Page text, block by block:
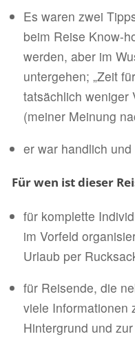
Es waren zwei
beim Reise Know-
werden, aber im
untergehen; „Zeit
tatsächlich weniger
(meiner Meinung
er war handlich
Für wen ist dieser
für komplette
im Vorfeld
Urlaub per
für Reisende, die
viele Informationen
Hintergrund und